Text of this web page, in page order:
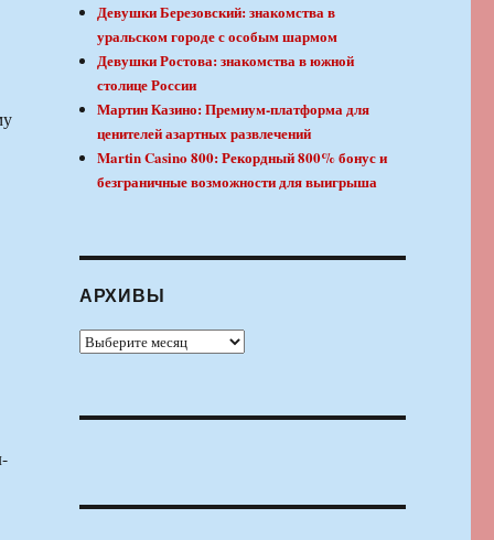
Девушки Березовский: знакомства в
уральском городе с особым шармом
Девушки Ростова: знакомства в южной
столице России
Мартин Казино: Премиум-платформа для
ценителей азартных развлечений
Martin Casino 800: Рекордный 800% бонус и
безграничные возможности для выигрыша
АРХИВЫ
Архивы